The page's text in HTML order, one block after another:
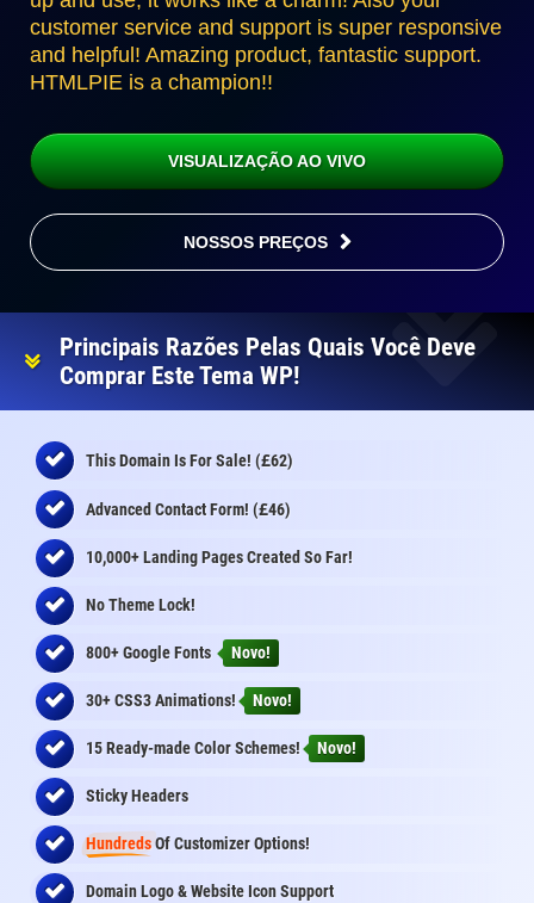
customer service and support is super responsive
and helpful! Amazing product, fantastic support.
HTMLPIE is a champion!!
VISUALIZAÇÃO AO VIVO
NOSSOS PREÇOS
Principais Razões Pelas Quais Você Deve
Comprar Este Tema WP!
This Domain Is For Sale! (£62)
Advanced Contact Form! (£46)
10,000+ Landing Pages Created So Far!
No Theme Lock!
800+ Google Fonts Novo!
30+ CSS3 Animations! Novo!
15 Ready-made Color Schemes! Novo!
Sticky Headers
HundredsOf Customizer Options!
Domain Logo & Website Icon Support